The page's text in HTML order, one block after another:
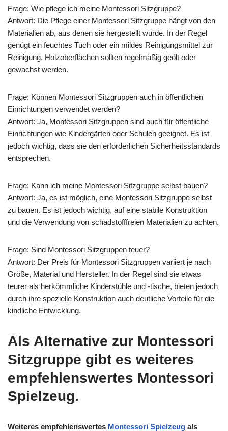
Frage: Wie pflege ich meine Montessori Sitzgruppe?
Antwort: Die Pflege einer Montessori Sitzgruppe hängt von den
Materialien ab, aus denen sie hergestellt wurde. In der Regel
genügt ein feuchtes Tuch oder ein mildes Reinigungsmittel zur
Reinigung. Holzoberflächen sollten regelmäßig geölt oder
gewachst werden.
Frage: Können Montessori Sitzgruppen auch in öffentlichen
Einrichtungen verwendet werden?
Antwort: Ja, Montessori Sitzgruppen sind auch für öffentliche
Einrichtungen wie Kindergärten oder Schulen geeignet. Es ist
jedoch wichtig, dass sie den erforderlichen Sicherheitsstandards
entsprechen.
Frage: Kann ich meine Montessori Sitzgruppe selbst bauen?
Antwort: Ja, es ist möglich, eine Montessori Sitzgruppe selbst
zu bauen. Es ist jedoch wichtig, auf eine stabile Konstruktion
und die Verwendung von schadstofffreien Materialien zu achten.
Frage: Sind Montessori Sitzgruppen teuer?
Antwort: Der Preis für Montessori Sitzgruppen variiert je nach
Größe, Material und Hersteller. In der Regel sind sie etwas
teurer als herkömmliche Kinderstühle und -tische, bieten jedoch
durch ihre spezielle Konstruktion auch deutliche Vorteile für die
kindliche Entwicklung.
Als Alternative zur Montessori
Sitzgruppe gibt es weiteres
empfehlenswertes Montessori
Spielzeug.
Weiteres empfehlenswertes Montessori Spielzeug als